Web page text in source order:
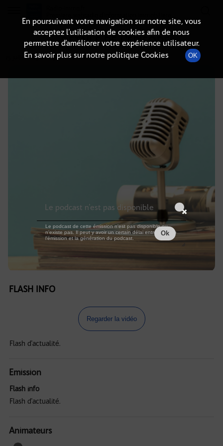
DÉTAILS DE L'ÉPISODE
25 juillet 2025à 14h59, durée : Invalid date
FLASH INFO
Regarder la vidéo
Flash d'actualité.
Emission
Flash info
Flash d'actualité.
Animateurs
En poursuivant votre navigation sur notre site, vous
acceptez l’utilisation de cookies afin de nous
permettre d’améliorer votre expérience utilisateur.
En savoir plus sur notre politique Cookies
OK
Le podcast n'est pas disponible
Le podcast de cette émission n'est pas disponible ou
n'existe pas. Il peut y avoir un certain délai entre la fin de
l'émission et la génération du podcast.
Ok